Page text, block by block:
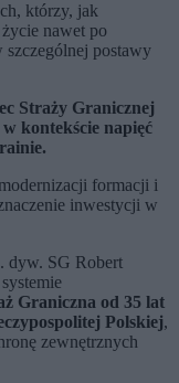
którzy, jak
nawet po
szczególnej postawy
Straży Granicznej
kontekście napięć
formacji i
inwestycji w
dyw. SG Robert
Graniczna od 35 lat
Polskiej,
zewnętrznych